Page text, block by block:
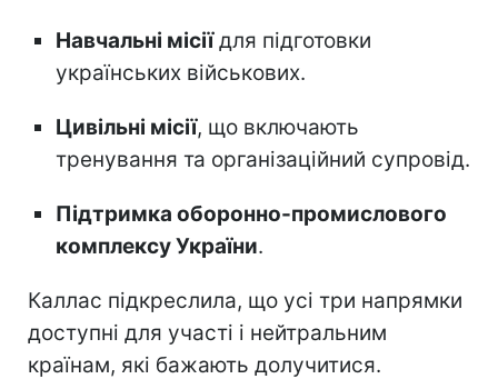
Навчальні місіїдля підготовки
українських військових.
Цивільні місії, що включають
тренування та організаційний супровід.
Підтримка оборонно-промислового
комплексу України.
Каллас підкреслила, що усі три напрямки
доступні для участі і нейтральним
країнам, які бажають долучитися.